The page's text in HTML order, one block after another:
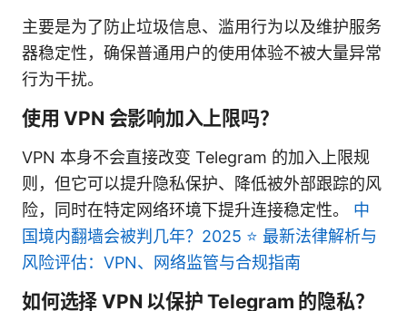
主要是为了防止垃圾信息、滥用行为以及维护服务
器稳定性，确保普通用户的使用体验不被大量异常
行为干扰。
使用 VPN 会影响加入上限吗？
VPN 本身不会直接改变 Telegram 的加入上限规
则，但它可以提升隐私保护、降低被外部跟踪的风
险，同时在特定网络环境下提升连接稳定性。 中
国境内翻墙会被判几年？2025 ⭐ 最新法律解析与
风险评估：VPN、网络监管与合规指南
如何选择 VPN 以保护 Telegram 的隐私？